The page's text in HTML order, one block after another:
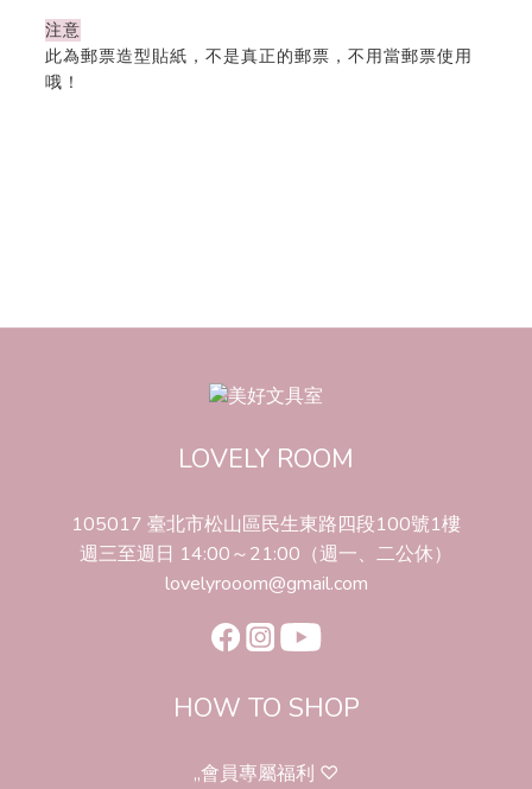
注意
此為郵票造型貼紙，不是真正的郵票，不用當郵票使用
哦！
LOVELY ROOM
105017 臺北市松山區民生東路四段100號1樓
週三至週日 14:00～21:00（週一、二公休）
lovelyrooom@gmail.com
HOW TO SHOP
,,會員專屬福利 ♡